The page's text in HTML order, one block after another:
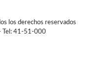
los derechos reservados
Tel: 41-51-000